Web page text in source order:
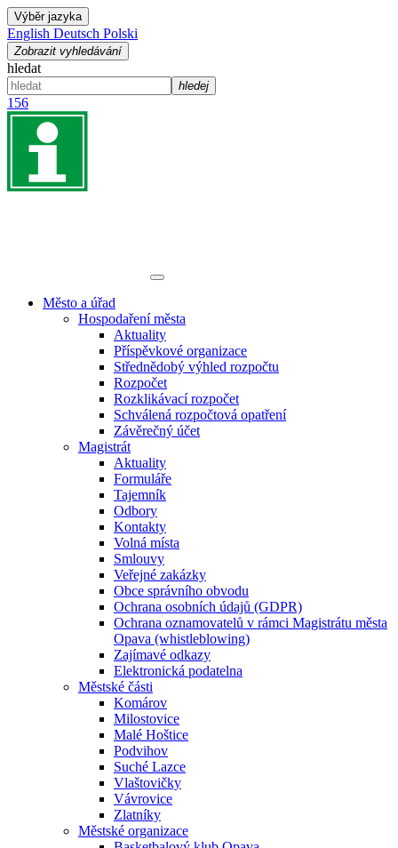
Výběr jazyka
English Deutsch Polski
Zobrazit vyhledávání
hledat
hledej
156
Město a úřad
Hospodaření města
Aktuality
Příspěvkové organizace
Střednědobý výhled rozpočtu
Rozpočet
Rozklikávací rozpočet
Schválená rozpočtová opatření
Závěrečný účet
Magistrát
Aktuality
Formuláře
Tajemník
Odbory
Kontakty
Volná místa
Smlouvy
Veřejné zakázky
Obce správního obvodu
Ochrana osobních údajů (GDPR)
Ochrana oznamovatelů v rámci Magistrátu města
Opava (whistleblowing)
Zajímavé odkazy
Elektronická podatelna
Městské části
Komárov
Milostovice
Malé Hoštice
Podvihov
Suché Lazce
Vlaštovičky
Vávrovice
Zlatníky
Městské organizace